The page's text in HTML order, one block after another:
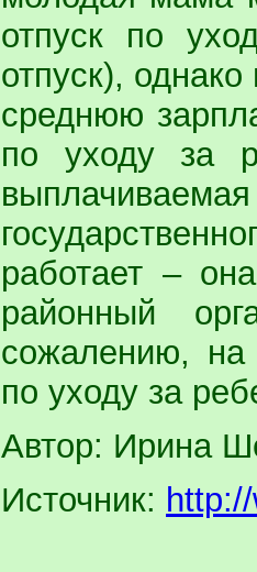
отпуск по
отпуск),
среднюю
по уходу за
работает –
районный
сожалению, на
по уходу за
Автор: Ирина
Источник: